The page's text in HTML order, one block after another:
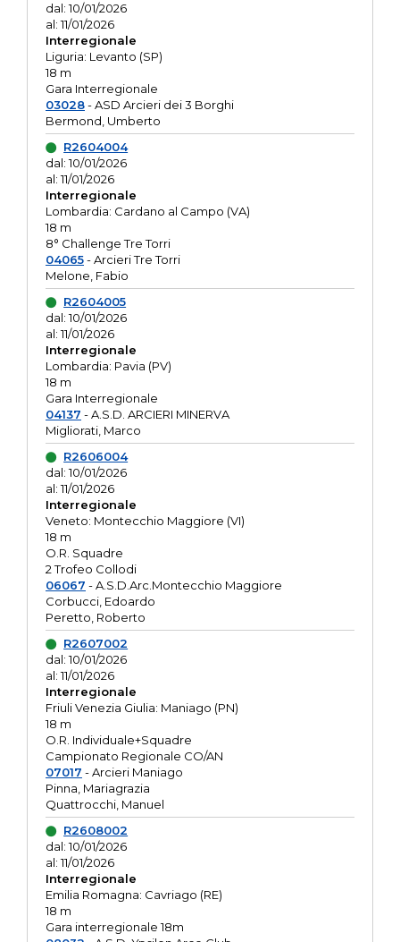
dal: 10/01/2026
al: 11/01/2026
Interregionale
Liguria: Levanto (SP)
18 m
Gara Interregionale
03028- ASD Arcieri dei 3 Borghi
Bermond, Umberto
R2604004
dal: 10/01/2026
al: 11/01/2026
Interregionale
Lombardia: Cardano al Campo (VA)
18 m
8° Challenge Tre Torri
04065- Arcieri Tre Torri
Melone, Fabio
R2604005
dal: 10/01/2026
al: 11/01/2026
Interregionale
Lombardia: Pavia (PV)
18 m
Gara Interregionale
04137 - A.S.D. ARCIERI MINERVA
Migliorati, Marco
R2606004
dal: 10/01/2026
al: 11/01/2026
Interregionale
Veneto: Montecchio Maggiore (VI)
18 m
O.R. Squadre
2 Trofeo Collodi
06067 - A.S.D.Arc.Montecchio Maggiore
Corbucci, Edoardo
Peretto, Roberto
R2607002
dal: 10/01/2026
al: 11/01/2026
Interregionale
Friuli Venezia Giulia: Maniago (PN)
18 m
O.R. Individuale+Squadre
Campionato Regionale CO/AN
07017 - Arcieri Maniago
Pinna, Mariagrazia
Quattrocchi, Manuel
R2608002
dal: 10/01/2026
al: 11/01/2026
Interregionale
Emilia Romagna: Cavriago (RE)
18 m
Gara interregionale 18m